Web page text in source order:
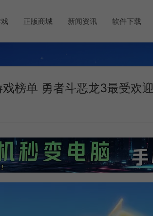
正版商城 新闻资讯 软件下载
榜单 勇者斗恶龙3最受欢迎